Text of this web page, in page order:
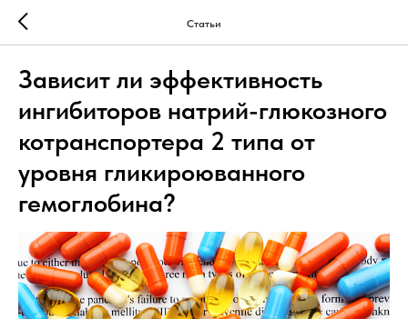
Статьи
Зависит ли эффективность
ингибиторов натрий-глюкозного
котранспортера 2 типа от
уровня гликироюванного
гемоглобина?